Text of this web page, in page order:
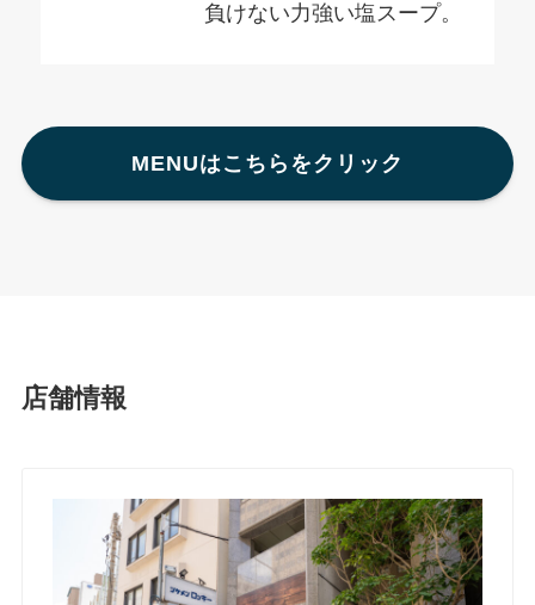
負けない力強い塩スープ。
MENUはこちらをクリック
店舗情報